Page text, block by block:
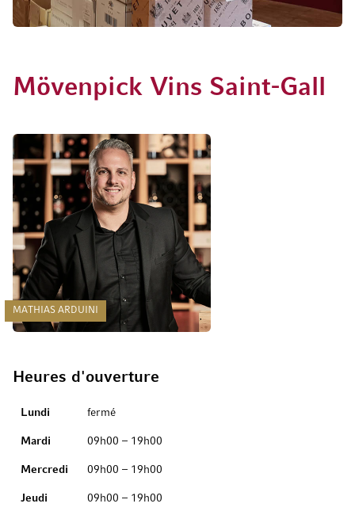
Mövenpick Vins Saint-Gall
MATHIAS ARDUINI
Heures d'ouverture
Jour
Hours
Lundi fermé
Mardi 09h00 – 19h00
Mercredi 09h00 – 19h00
Jeudi 09h00 – 19h00